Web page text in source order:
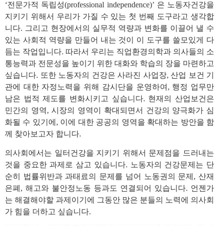
‘전문가적 독립성(professional independence)’ 은 노동자건강을
지키기 위해서 우리가 가질 수 있는 첫 번째 도구라고 생각합
니다. 그리고 현장에서의 실무적 역량과 변화를 이끌어 낼 수
있는 사회적 역량을 만들어 내는 것이 이 도구를 쓸모있게 다
듬는 작업입니다. 따라서 우리는 직업환경의학과 의사들의 소
통능력과 전문성을 높이기 위한 대화와 학습의 장을 마련하고
싶습니다. 또한 노동자의 건강은 사라진 사업장, 산업 보건 기
관에 대한 자정노력을 위해 감시단을 운영하여, 행정 업무만
남은 법적 제도를 변화시키고 싶습니다. 현재의 산업보건은
민간의 영역, 시장의 영역이 확대되면서 건강의 양극화가 심
화될 수 있기에, 이에 대한 공공의 영역을 확대하는 방안을 함
께 찾아보고자 합니다.
의사회에서는 일터건강을 지키기 위해서 문제점을 드러내는
것을 중요한 과제로 삼고 있습니다. 노동자의 건강문제는 단
순히 법률위반과 과태료의 문제를 넘어 노동권의 문제, 산재
은폐, 해고와 불안정노동 등과도 연결되어 있습니다. 언젠가
는 해결해야할 과제이기에 그동안 많은 분들의 노력에 의사회
가 힘을 더하고 싶습니다.